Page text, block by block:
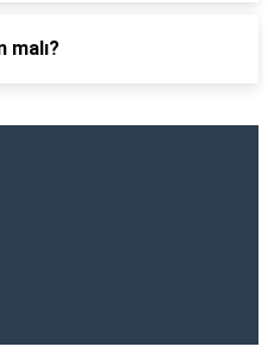
malı?